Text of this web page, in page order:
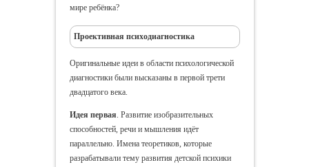
мире ребёнка?
Проективная психодиагностика
Оригинальные идеи в области психологической
диагностики были высказаны в первой трети
двадцатого века.
Идея первая. Развитие изобразительных
способностей, речи и мышления идёт
параллельно. Имена теоретиков, которые
разрабатывали тему развития детской психики